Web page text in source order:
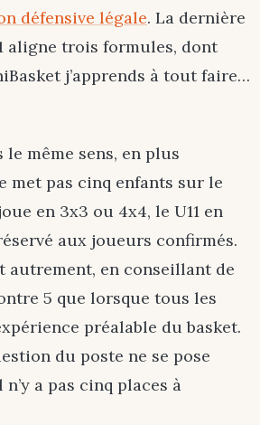
défensive légale. La dernière
aligne trois formules, dont
j’apprends à tout faire…
le même sens, en plus
met pas cinq enfants sur le
en 3x3 ou 4x4, le U11 en
aux joueurs confirmés.
autrement, en conseillant de
5 que lorsque tous les
préalable du basket.
du poste ne se pose
a pas cinq places à